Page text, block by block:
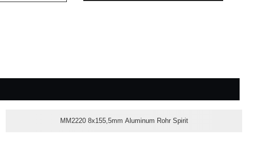
MM2220 8x155,5mm Aluminum Rohr Spirit